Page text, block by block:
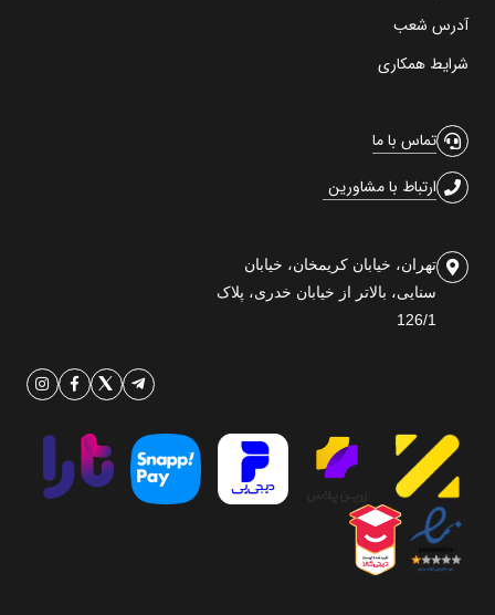
آدرس شعب
شرایط همکاری
تماس با ما
ارتباط با مشاورین
تهران، خیابان کریمخان، خیابان
سنایی، بالاتر از خیابان خدری، پلاک
126/1